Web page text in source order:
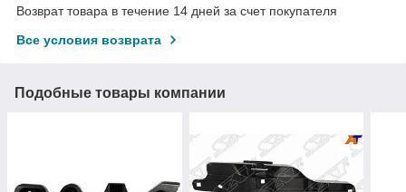
Возврат товара в течение 14 дней за счет покупателя
Все условия возврата
Подобные товары компании